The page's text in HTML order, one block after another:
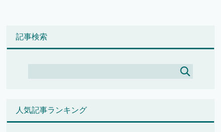
記事検索
人気記事ランキング